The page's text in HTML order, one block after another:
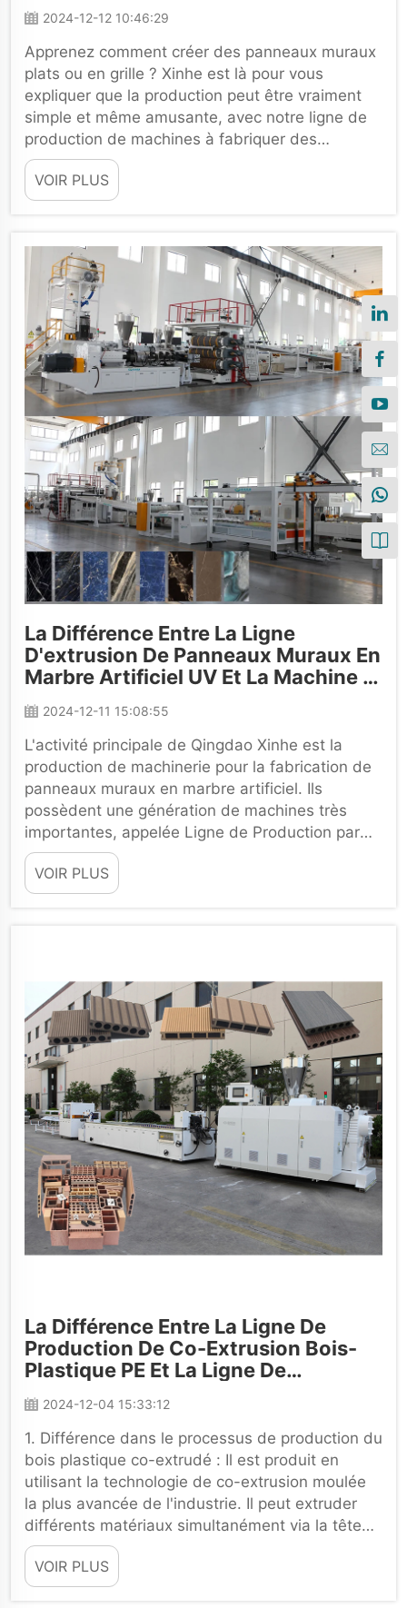
Produire Des Panneaux Muraux
Plats Et En Grille
2024-12-12 10:46:29
Apprenez comment créer des panneaux muraux
plats ou en grille ? Xinhe est là pour vous
expliquer que la production peut être vraiment
simple et même amusante, avec notre ligne de
production de machines à fabriquer des
panneaux muraux en PVC Xinhe ! Ce guide
présentera tout ce que vous devez savoir pour
commencer...
VOIR PLUS
La Différence Entre La Ligne
D'extrusion De Panneaux Muraux En
Marbre Artificiel UV Et La Machine À
Marbre
2024-12-11 15:08:55
L'activité principale de Qingdao Xinhe est la
production de machinerie pour la fabrication de
panneaux muraux en marbre artificiel. Ils
possèdent une génération de machines très
importantes, appelée Ligne de Production par
Extrusion de Panneaux Muraux en Feuille de
Marbre Artificiel UV. Il existe de nombreuses...
VOIR PLUS
La Différence Entre La Ligne De
Production De Co-Extrusion Bois-
Plastique PE Et La Ligne De
Production De Profil Extérieur Bois-
Plastique PE
2024-12-04 15:33:12
1. Différence dans le processus de production du
bois plastique co-extrudé : Il est produit en
utilisant la technologie de co-extrusion moulée
la plus avancée de l'industrie. Il peut extruder
différents matériaux simultanément via la tête
de co-extrusion pour former un composé...
VOIR PLUS